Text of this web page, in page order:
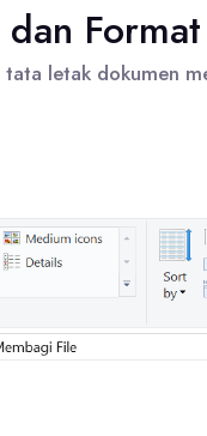
letak dokumen